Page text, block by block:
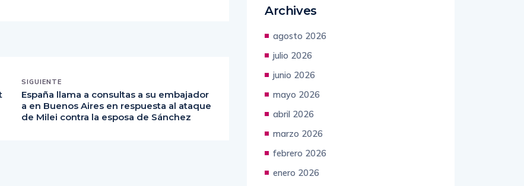
SIGUIENTE
España llama a consultas a su embajador
a en Buenos Aires en respuesta al ataque
de Milei contra la esposa de Sánchez
Archives
agosto 2026
julio 2026
junio 2026
mayo 2026
abril 2026
marzo 2026
febrero 2026
enero 2026